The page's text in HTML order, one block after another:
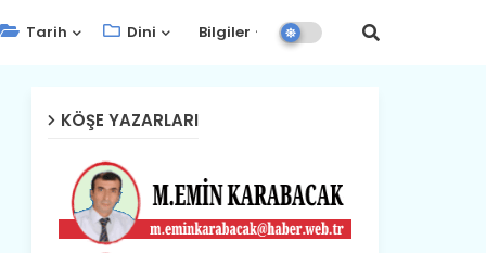
Tarih Dini Bilgiler
KÖŞE YAZARLARI